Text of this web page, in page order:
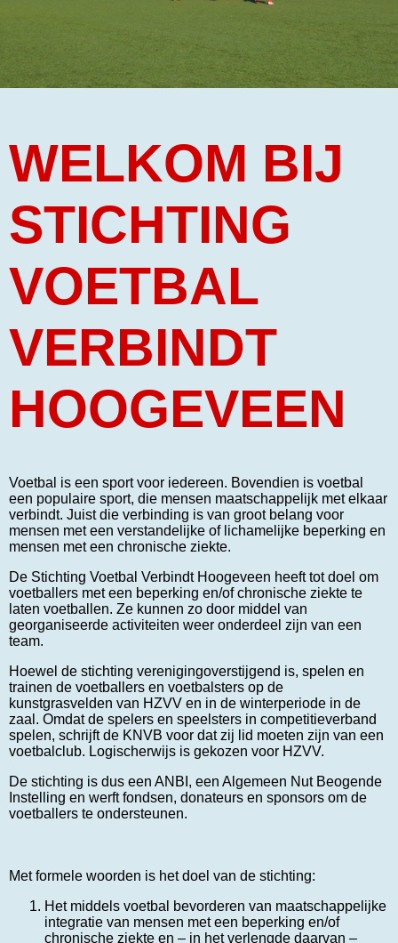
​WELKOM BIJ
STICHTING
VOETBAL
VERBINDT
HOOGEVEEN
Voetbal is een sport voor iedereen. Bovendien is voetbal
een populaire sport, die mensen maatschappelijk met elkaar
verbindt. Juist die verbinding is van groot belang voor
mensen met een verstandelijke of lichamelijke beperking en
mensen met een chronische ziekte.
De Stichting Voetbal Verbindt Hoogeveen heeft tot doel om
voetballers met een beperking en/of chronische ziekte te
laten voetballen. Ze kunnen zo door middel van
georganiseerde activiteiten weer onderdeel zijn van een
team.
Hoewel de stichting verenigingoverstijgend is, spelen en
trainen de voetballers en voetbalsters op de
kunstgrasvelden van HZVV en in de winterperiode in de
zaal. Omdat de spelers en speelsters in competitieverband
spelen, schrijft de KNVB voor dat zij lid moeten zijn van een
voetbalclub. Logischerwijs is gekozen voor HZVV.
De stichting is dus een ANBI, een Algemeen Nut Beogende
Instelling en werft fondsen, donateurs en sponsors om de
voetballers te ondersteunen.
Met formele woorden is het doel van de stichting:
Het middels voetbal bevorderen van maatschappelijke
integratie van mensen met een beperking en/of
chronische ziekte en – in het verlengde daarvan –